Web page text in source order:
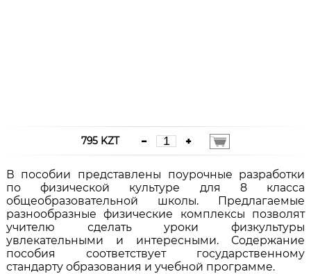
795 KZT
В пособии представлены поурочные разработки
по физической культуре для 8 класса
общеобразовательной школы. Предлагаемые
разнообразные физические комплексы позволят
учителю сделать уроки физкультуры
увлекательными и интересными. Содержание
пособия соответствует государственному
стандарту образования и учебной программе.